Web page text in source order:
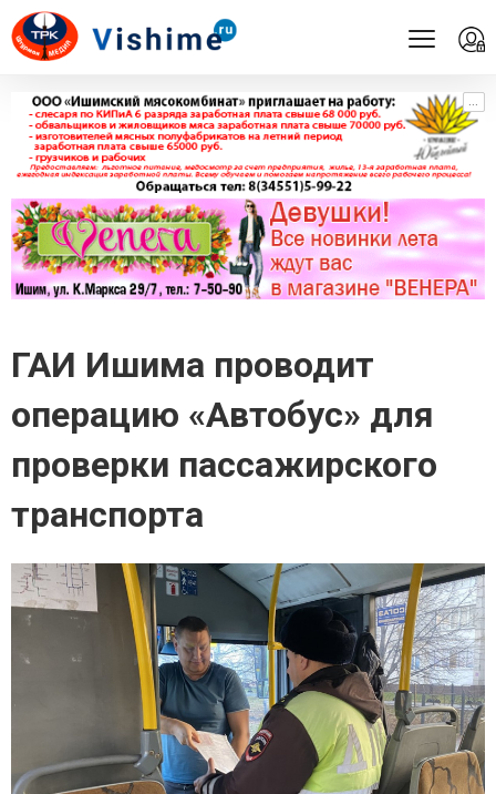
...
...
ГАИ Ишима проводит
операцию «Автобус» для
проверки пассажирского
транспорта